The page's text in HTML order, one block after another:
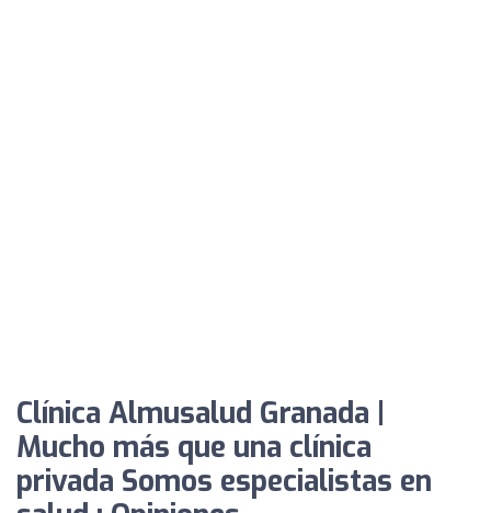
Clínica Almusalud Granada |
Mucho más que una clínica
privada Somos especialistas en